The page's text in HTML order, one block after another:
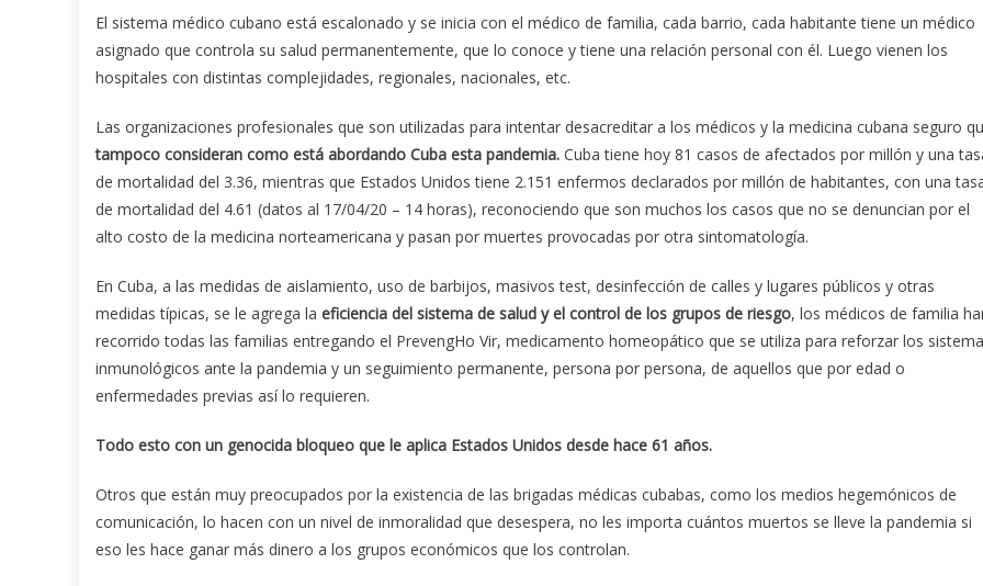
El sistema médico cubano está escalonado y se inicia con el médico de familia, cada barrio, cada habitante tiene un médico
asignado que controla su salud permanentemente, que lo conoce y tiene una relación personal con él. Luego vienen los
hospitales con distintas complejidades, regionales, nacionales, etc.
Las organizaciones profesionales que son utilizadas para intentar desacreditar a los médicos y la medicina cubana seguro
tampoco consideran como está abordando Cuba esta pandemia. Cuba tiene hoy 81 casos de afectados por millón y una
de mortalidad del 3.36, mientras que Estados Unidos tiene 2.151 enfermos declarados por millón de habitantes, con una
de mortalidad del 4.61 (datos al 17/04/20 – 14 horas), reconociendo que son muchos los casos que no se denuncian por el
alto costo de la medicina norteamericana y pasan por muertes provocadas por otra sintomatología.
En Cuba, a las medidas de aislamiento, uso de barbijos, masivos test, desinfección de calles y lugares públicos y otras
medidas típicas, se le agrega la eficiencia del sistema de salud y el control de los grupos de riesgo, los médicos de familia
recorrido todas las familias entregando el PrevengHo Vir, medicamento homeopático que se utiliza para reforzar los
inmunológicos ante la pandemia y un seguimiento permanente, persona por persona, de aquellos que por edad o
enfermedades previas así lo requieren.
Todo esto con un genocida bloqueo que le aplica Estados Unidos desde hace 61 años.
Otros que están muy preocupados por la existencia de las brigadas médicas cubabas, como los medios hegemónicos de
comunicación, lo hacen con un nivel de inmoralidad que desespera, no les importa cuántos muertos se lleve la pandemia si
eso les hace ganar más dinero a los grupos económicos que los controlan.